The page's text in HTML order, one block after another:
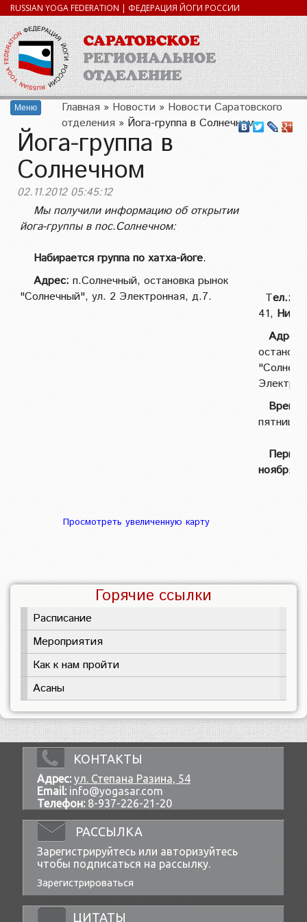
RUSSIAN YOGA FEDERATION | ФЕДЕРАЦИЯ ЙОГИ РОССИИ
Меню Главная» Новости» Новости Саратовского
отделения» Йога-группа в Солнечном
Йога-группа в
Солнечном
02.11.2012 05:45:12
Мы получили информацию об открытии
йога-группы в пос.Солнечном:
Набирается группа по хатха-йоге.
Адрес: п.Солнечный, остановка рынок
"Солнечный", ул. 2 Электронная, д.7.
Тел.:
41, Нина
Адрес:
Время:
пятница
ноября.
Просмотреть увеличенную карту
Горячие ссылки
Расписание
Мероприятия
Как к нам пройти
Асаны
КОНТАКТЫ
Адрес: ул. Степана Разина, 54
Email:info@yogasar.com
Телефон: 8-937-226-21-20
РАССЫЛКА
Зарегистрируйтесь или авторизуйтесь
чтобы подписаться на рассылку.
Зарегистрироваться
ЦИТАТЫ